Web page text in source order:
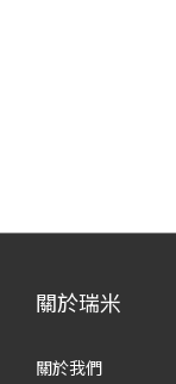
關於瑞米
關於我們